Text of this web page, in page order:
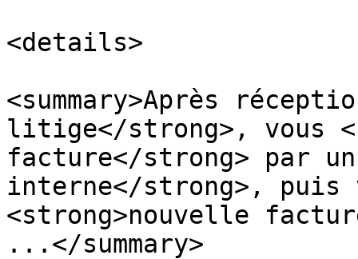
<details>
<summary>Après
litige</strong>, vous
facture</strong> par
interne</strong>, puis
<strong>nouvelle
...</summary>